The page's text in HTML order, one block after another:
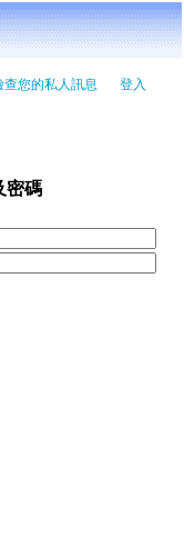
查您的私人訊息 登入
密碼